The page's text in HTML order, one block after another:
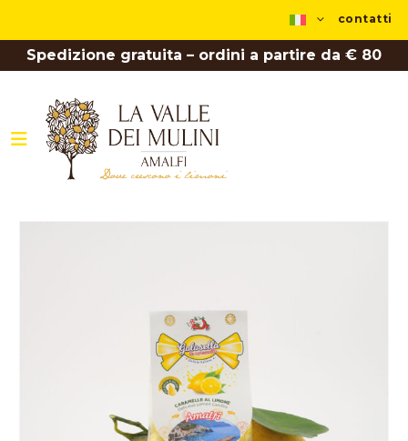
contatti
Spedizione gratuita – ordini a partire da € 80